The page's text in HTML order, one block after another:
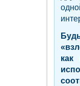
как